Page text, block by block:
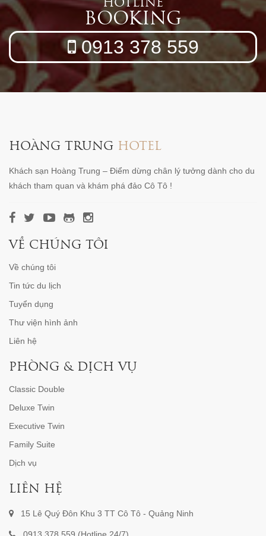
BOOKING
0913 378 559
HOÀNG TRUNG HOTEL
Khách sạn Hoàng Trung – Điểm dừng chân lý tưởng dành cho du
khách tham quan và khám phá đảo Cô Tô !
VỀ CHÚNG TÔI
Về chúng tôi
Tin tức du lịch
Tuyển dụng
Thư viện hình ảnh
Liên hệ
PHÒNG & DỊCH VỤ
Classic Double
Deluxe Twin
Executive Twin
Family Suite
Dịch vụ
LIÊN HỆ
15 Lê Quý Đôn Khu 3 TT Cô Tô - Quảng Ninh